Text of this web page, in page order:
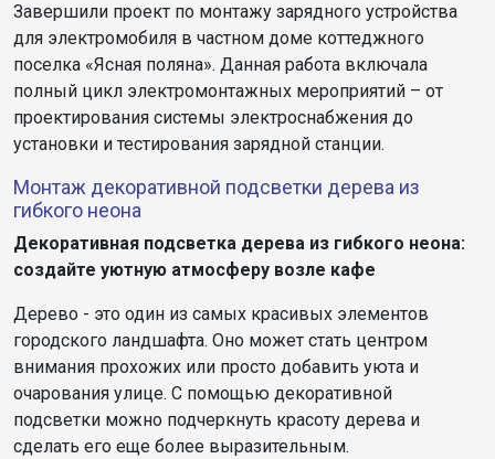
Завершили проект по монтажу зарядного устройства
для электромобиля в частном доме коттеджного
поселка «Ясная поляна». Данная работа включала
полный цикл электромонтажных мероприятий – от
проектирования системы электроснабжения до
установки и тестирования зарядной станции.
Монтаж декоративной подсветки дерева из
гибкого неона
Декоративная подсветка дерева из гибкого неона:
создайте уютную атмосферу возле кафе
Дерево - это один из самых красивых элементов
городского ландшафта. Оно может стать центром
внимания прохожих или просто добавить уюта и
очарования улице. С помощью декоративной
подсветки можно подчеркнуть красоту дерева и
сделать его еще более выразительным.